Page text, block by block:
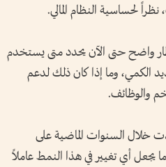
لحساسية النظام المالي.
واضح حتى الآن يحدد متى يستخدم
الكمي، وما إذا كان ذلك لدعم
والوظائف.
خلال السنوات الماضية على
يجعل أي تغيير في هذا النمط عاملاً